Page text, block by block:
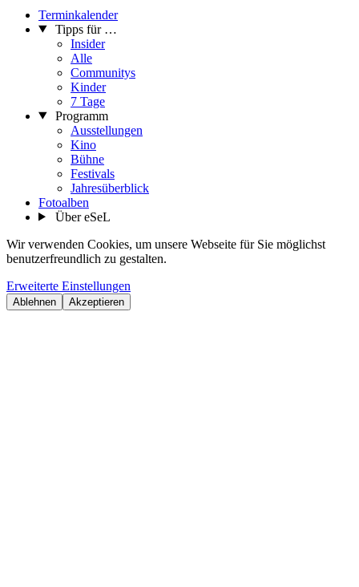
Terminkalender
Tipps für …
Insider
Alle
Communitys
Kinder
7 Tage
Programm
Ausstellungen
Kino
Bühne
Festivals
Jahresüberblick
Fotoalben
Über eSeL
Wir verwenden Cookies, um unsere Webseite für Sie möglichst
benutzerfreundlich zu gestalten.
Erweiterte Einstellungen
Ablehnen Akzeptieren